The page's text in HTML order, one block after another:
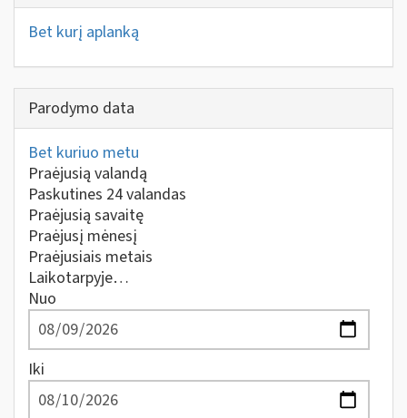
Bet kurį aplanką
Parodymo data
Bet kuriuo metu
Praėjusią valandą
Paskutines 24 valandas
Praėjusią savaitę
Praėjusį mėnesį
Praėjusiais metais
Laikotarpyje…
Nuo
Iki